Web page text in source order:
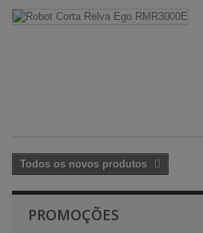
Todos os novos produtos
PROMOÇÕES